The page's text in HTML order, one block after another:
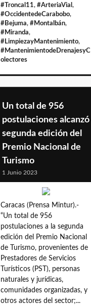
#Troncal11, #ArteriaVial ,
#OccidentedeCarabobo,
#Bejuma, #Montalbán,
#Miranda,
#LimpiezayMantenimiento,
#MantenimientodeDrenajesyC
olectores
Un total de 956
postulaciones alcanzó
segunda edición del
Premio Nacional de
Turismo
1 Junio 2023
Caracas (Prensa Mintur).-
“Un total de 956
postulaciones a la segunda
edición del Premio Nacional
de Turismo, provenientes de
Prestadores de Servicios
Turísticos (PST), personas
naturales y jurídicas,
comunidades organizadas, y
otros actores del sector;...